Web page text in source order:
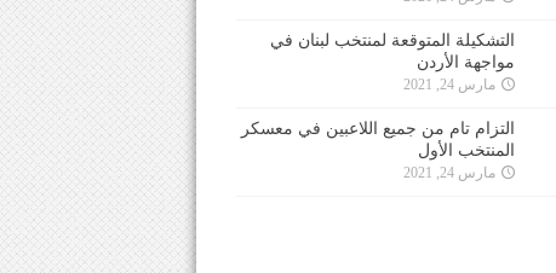
التشكيلة المتوقعة لمنتخب لبنان في
مواجهة الأردن
مارس 24, 2021
التزام تام من جميع اللاعبين في معسكر
المنتخب الأول
مارس 24, 2021